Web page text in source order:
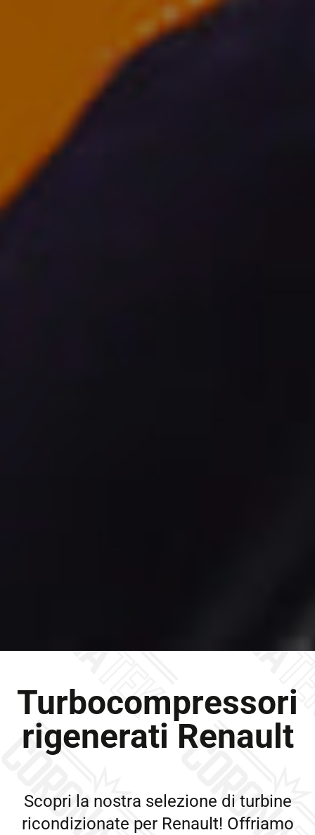
Turbocompressori
rigenerati Renault
Scopri la nostra selezione di turbine
ricondizionate per Renault! Offriamo